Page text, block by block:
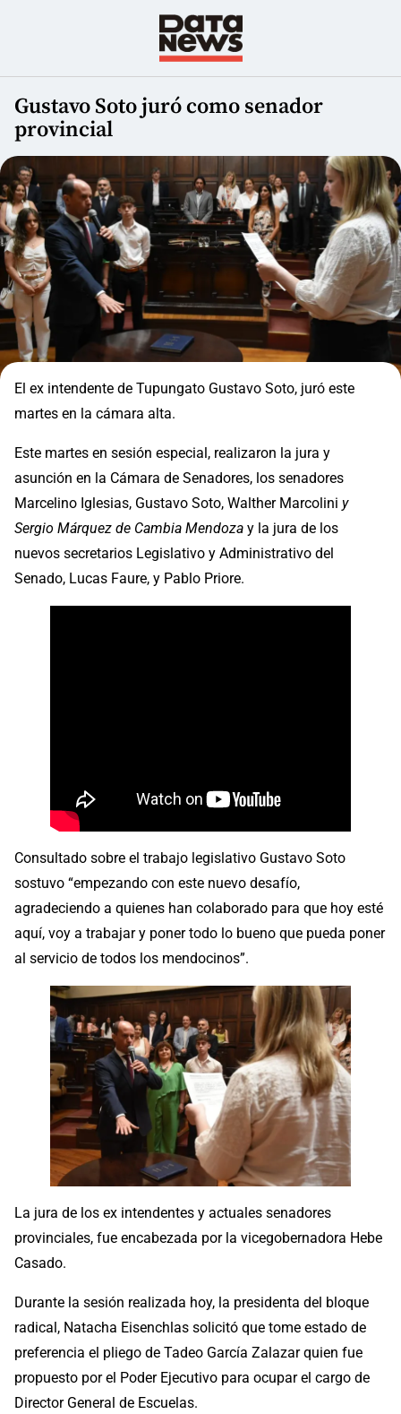
Gustavo Soto juró como senador
provincial
El ex intendente de Tupungato Gustavo Soto, juró este
martes en la cámara alta.
Este martes en sesión especial, realizaron la jura y
asunción en la Cámara de Senadores, los senadores
Marcelino Iglesias, Gustavo Soto, Walther Marcolini y
Sergio Márquez de Cambia Mendoza y la jura de los
nuevos secretarios Legislativo y Administrativo del
Senado, Lucas Faure, y Pablo Priore.
Consultado sobre el trabajo legislativo Gustavo Soto
sostuvo “empezando con este nuevo desafío,
agradeciendo a quienes han colaborado para que hoy esté
aquí, voy a trabajar y poner todo lo bueno que pueda poner
al servicio de todos los mendocinos”.
La jura de los ex intendentes y actuales senadores
provinciales, fue encabezada por la vicegobernadora Hebe
Casado.
Durante la sesión realizada hoy, la presidenta del bloque
radical, Natacha Eisenchlas solicitó que tome estado de
preferencia el pliego de Tadeo García Zalazar quien fue
propuesto por el Poder Ejecutivo para ocupar el cargo de
Director General de Escuelas.